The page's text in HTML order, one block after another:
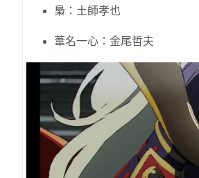
梟：土師孝也
葦名一心：金尾哲夫